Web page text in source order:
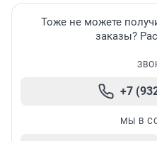
Тоже не можете
заказы?
+7
МЫ В